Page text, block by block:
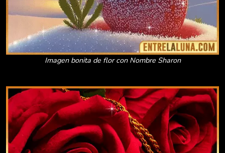
Imagen bonita de flor con Nombre Sharon